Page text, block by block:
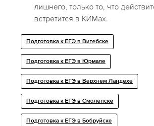
лишнего, только то, что
встретится в КИМах.
Подготовка к ЕГЭ в Витебске
Подготовка к ЕГЭ в Юрмале
Подготовка к ЕГЭ в Верхнем Ландехе
Подготовка к ЕГЭ в Смоленске
Подготовка к ЕГЭ в Бобруйске